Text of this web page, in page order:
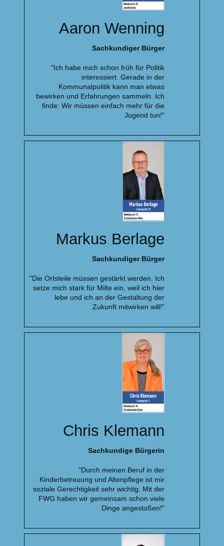
Aaron Wenning
Sachkundiger Bürger
"Ich habe mich schon früh für Politik
interessiert. Gerade in der
Kommunalpolitik kann man etwas
bewirken und Erfahrungen sammeln. Ich
finde: Wir müssen einfach mehr für die
Jugend tun!"
Markus Berlage
Sachkundiger Bürger
"Die Ortsteile müssen gestärkt werden. Ich
setze mich stark für Milte ein, weil ich hier
lebe und ich an der Gestaltung der
Zukunft mitwirken will!"
Chris Klemann
Sachkundige Bürgerin
"Durch meinen Beruf in der
Kinderbetreuung und Altenpflege ist mir
soziale Gerechtigkeit sehr wichtig. Mit der
FWG haben wir gemeinsam schon viele
Dinge angestoßen!"